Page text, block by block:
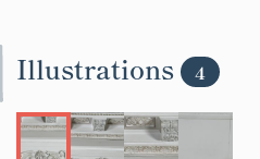
Illustrations 4